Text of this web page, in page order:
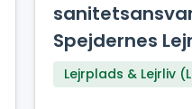
Spejdernes
Lejrplads & Lejrliv